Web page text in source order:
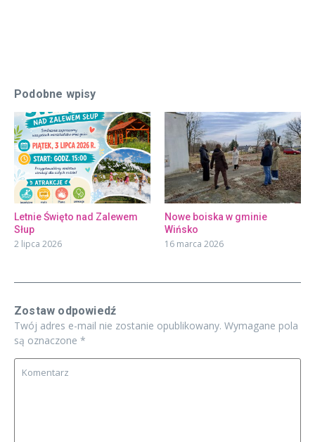
Podobne wpisy
Letnie Święto nad Zalewem
Słup
2 lipca 2026
Nowe boiska w gminie
Wińsko
16 marca 2026
Zostaw odpowiedź
Twój adres e-mail nie zostanie opublikowany. Wymagane pola
są oznaczone *